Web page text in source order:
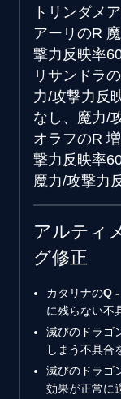
トリンダメ
アーリのR
撃力反映率
リサンドラ
力/攻撃力反
なし、魔力/
オラフのR
撃力反映率
魔力/攻撃力
アルティ
グ修正
カタリナのQ
に残らない不
滅びのドラゴ
しまう不具合
滅びのドラゴ
効果が正常に